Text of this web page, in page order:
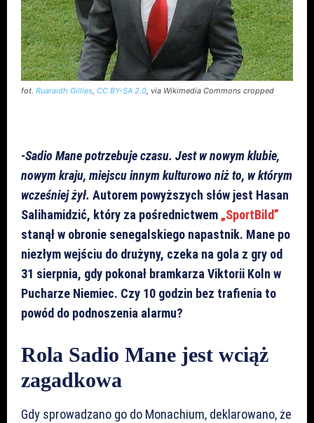
fot. Ruaraidh Gillies, CC BY-SA 2.0, via Wikimedia Commons cropped
-Sadio Mane potrzebuje czasu. Jest w nowym klubie,
nowym kraju, miejscu innym kulturowo niż to, w którym
wcześniej żył. Autorem powyższych słów jest Hasan
Salihamidzić, który za pośrednictwem „SportBild”
stanął w obronie senegalskiego napastnik. Mane po
niezłym wejściu do drużyny, czeka na gola z gry od
31 sierpnia, gdy pokonał bramkarza Viktorii Koln w
Pucharze Niemiec. Czy 10 godzin bez trafienia to
powód do podnoszenia alarmu?
Rola Sadio Mane jest wciąż
zagadkowa
Gdy sprowadzano go do Monachium, deklarowano, że